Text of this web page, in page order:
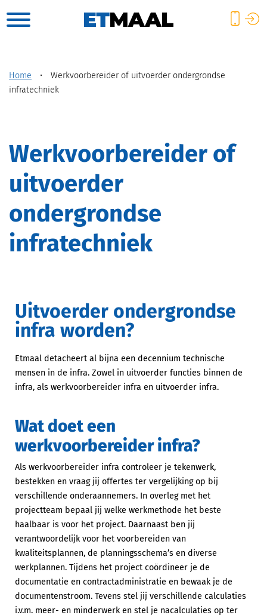
Home •
Werkvoorbereider of uitvoerder ondergrondse
infratechniek
Werkvoorbereider of
uitvoerder
ondergrondse
infratechniek
Uitvoerder ondergrondse
infra worden?
Etmaal detacheert al bijna een decennium technische
mensen in de infra. Zowel in uitvoerder functies binnen de
infra, als werkvoorbereider infra en uitvoerder infra.
Wat doet een
werkvoorbereider infra?
Als werkvoorbereider infra controleer je tekenwerk,
bestekken en vraag jij offertes ter vergelijking op bij
verschillende onderaannemers. In overleg met het
projectteam bepaal jij welke werkmethode het beste
haalbaar is voor het project. Daarnaast ben jij
verantwoordelijk voor het voorbereiden van
kwaliteitsplannen, de planningsschema’s en diverse
werkplannen. Tijdens het project coördineer je de
documentatie en contractadministratie en bewaak je de
documentenstroom. Tevens stel jij verschillende calculaties
i.v.m. meer- en minderwerk en stel je nacalculaties op ter